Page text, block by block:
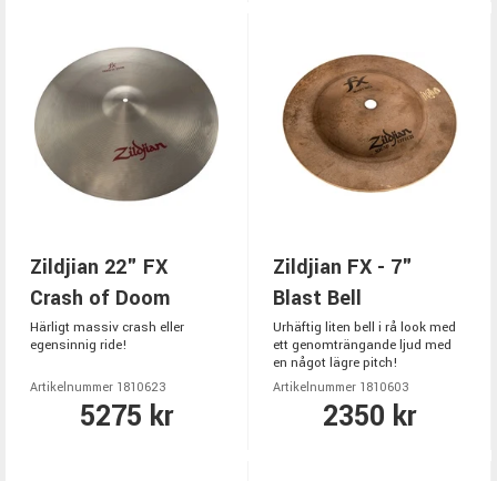
Zildjian 22" FX
Crash of Doom
Härligt massiv crash eller
egensinnig ride!
Artikelnummer 1810623
5275 kr
Zildjian FX - 7"
Blast Bell
Urhäftig liten bell i rå look med
ett genomträngande ljud med
en något lägre pitch!
Artikelnummer 1810603
2350 kr